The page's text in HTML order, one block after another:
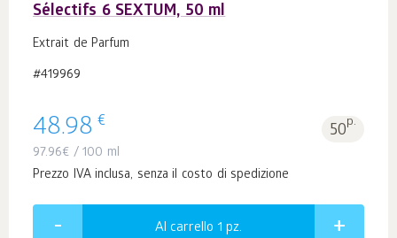
Sélectifs 6 SEXTUM, 50 ml
Extrait de Parfum
#419969
48.98 € 50p.
97.96€ / 100 ml
Prezzo IVA inclusa, senza il costo di spedizione
Al carrello 1 pz.